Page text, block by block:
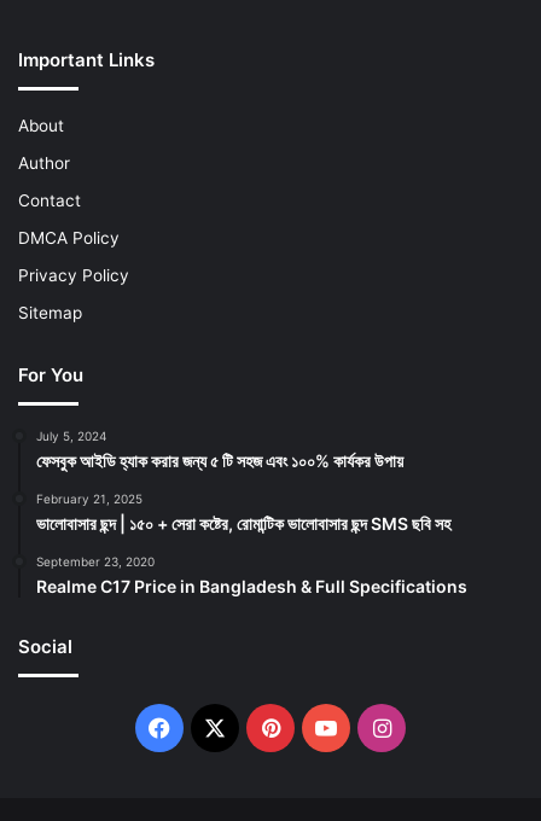
Important Links
About
Author
Contact
DMCA Policy
Privacy Policy
Sitemap
For You
July 5, 2024
ফেসবুক আইডি হ্যাক করার জন্য ৫ টি সহজ এবং ১০০% কার্যকর উপায়
February 21, 2025
ভালোবাসার ছন্দ | ১৫০ + সেরা কষ্টের, রোমান্টিক ভালোবাসার ছন্দ SMS ছবি সহ
September 23, 2020
Realme C17 Price in Bangladesh & Full Specifications
Social
Facebook
X PinterestYouTubeInstagram